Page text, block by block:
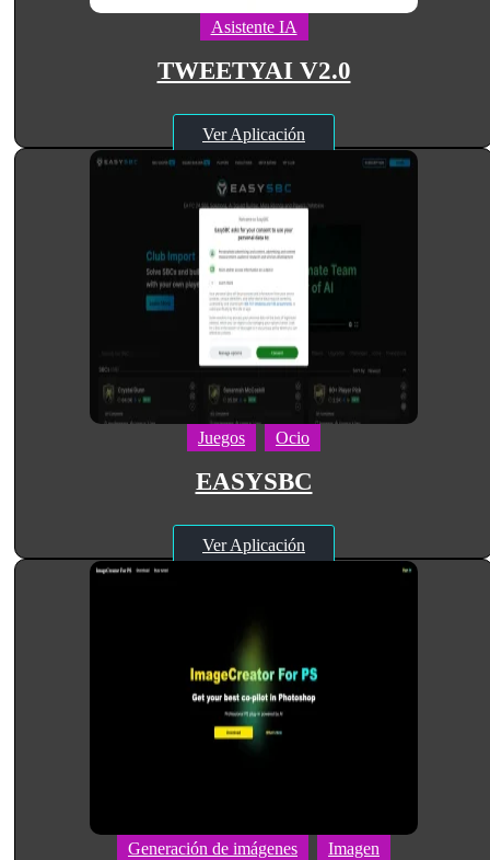
Asistente IA
TWEETYAI V2.0
Ver Aplicación
Juegos Ocio
EASYSBC
Ver Aplicación
Generación de imágenes Imagen